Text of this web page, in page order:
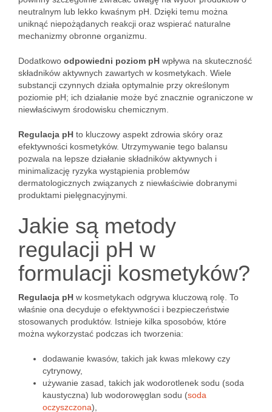
neutralnym lub lekko kwaśnym pH. Dzięki temu można
uniknąć niepożądanych reakcji oraz wspierać naturalne
mechanizmy obronne organizmu.
Dodatkowo odpowiedni poziom pH wpływa na skuteczność
składników aktywnych zawartych w kosmetykach. Wiele
substancji czynnych działa optymalnie przy określonym
poziomie pH; ich działanie może być znacznie ograniczone w
niewłaściwym środowisku chemicznym.
Regulacja pH to kluczowy aspekt zdrowia skóry oraz
efektywności kosmetyków. Utrzymywanie tego balansu
pozwala na lepsze działanie składników aktywnych i
minimalizację ryzyka wystąpienia problemów
dermatologicznych związanych z niewłaściwie dobranymi
produktami pielęgnacyjnymi.
Jakie są metody
regulacji pH w
formulacji kosmetyków?
Regulacja pH w kosmetykach odgrywa kluczową rolę. To
właśnie ona decyduje o efektywności i bezpieczeństwie
stosowanych produktów. Istnieje kilka sposobów, które
można wykorzystać podczas ich tworzenia:
dodawanie kwasów, takich jak kwas mlekowy czy
cytrynowy,
używanie zasad, takich jak wodorotlenek sodu (soda
kaustyczna) lub wodorowęglan sodu (soda
oczyszczona),